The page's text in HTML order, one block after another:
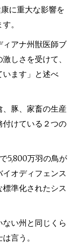
に重大な影響を
。
ィアナ州獣医師ブ
しさを受けて、
います」と述べ
、豚、家畜の生産
けている２つの
5,800万羽の鳥が
オディフェンス
準化されたシス
ない州と同じくら
言う。